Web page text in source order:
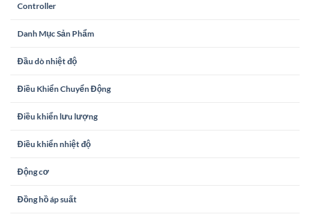
Controller
Danh Mục Sản Phẩm
Đầu dò nhiệt độ
Điều Khiển Chuyển Động
Điều khiển lưu lượng
Điều khiển nhiệt độ
Động cơ
Đồng hồ áp suất